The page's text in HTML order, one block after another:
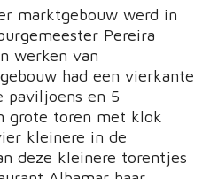
marktgebouw werd in
Pereira
werken van
had een vierkante
paviljoens en 5
grote toren met klok
kleinere in de
deze kleinere torentjes